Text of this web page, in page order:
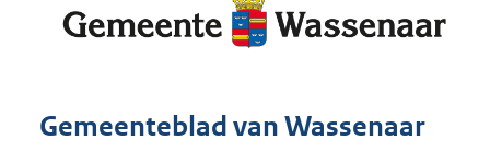
Gemeenteblad van Wassenaar